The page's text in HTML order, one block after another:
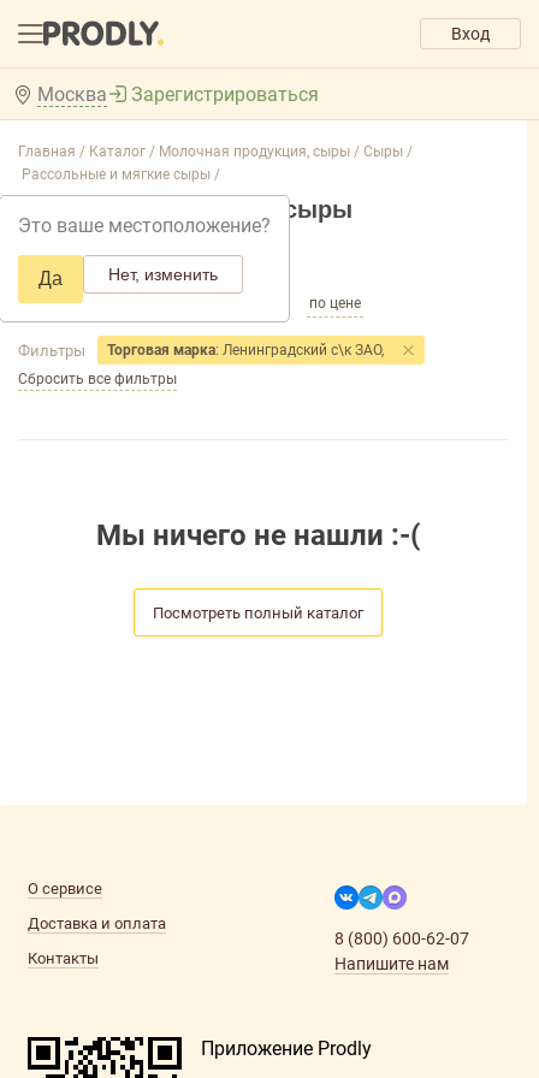
Вход
Москва
Это ваше местоположение?
Да Нет, изменить
Зарегистрироваться
Главная / Каталог / Молочная продукция, сыры / Сыры /
Рассольные и мягкие сыры /
Рассольные и мягкие сыры
Добавить фильтр товаров
по популярности по цене
Фильтры Торговая марка: Ленинградский с\к ЗАО,
Сбросить все фильтры
Мы ничего не нашли :-(
Посмотреть полный каталог
О сервисе
Доставка и оплата
Контакты
8 (800) 600-62-07
Напишите нам
Приложение Prodly